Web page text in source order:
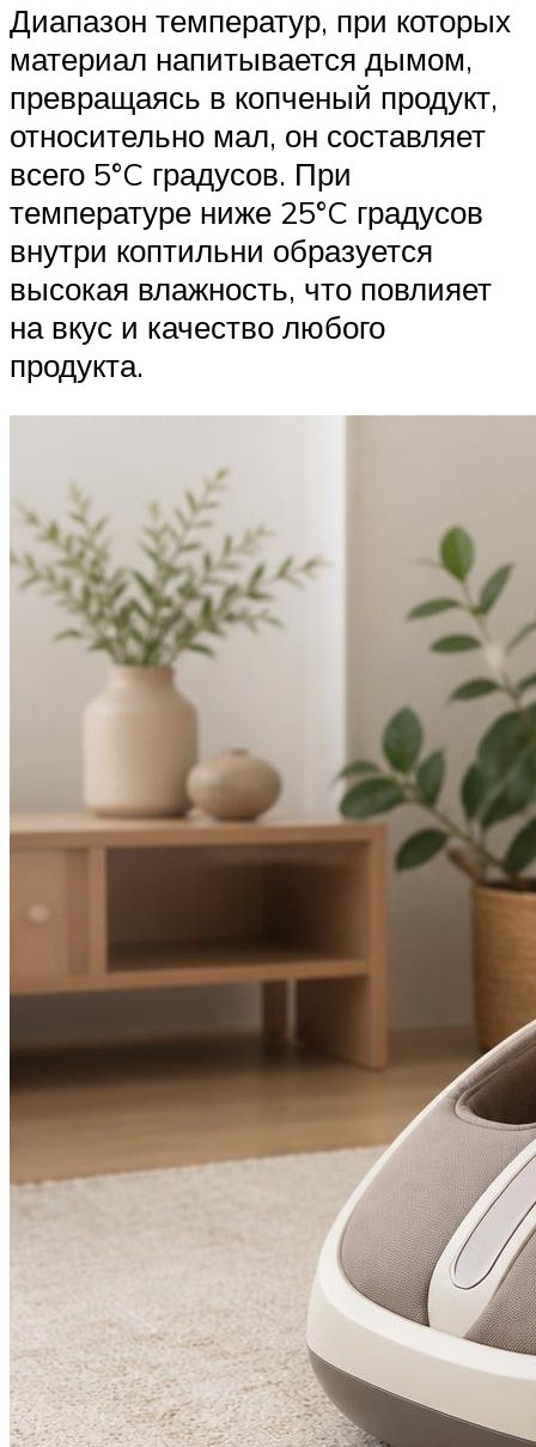
Диапазон температур, при которых
материал напитывается дымом,
превращаясь в копченый продукт,
относительно мал, он составляет
всего 5°C градусов. При
температуре ниже 25°C градусов
внутри коптильни образуется
высокая влажность, что повлияет
на вкус и качество любого
продукта.